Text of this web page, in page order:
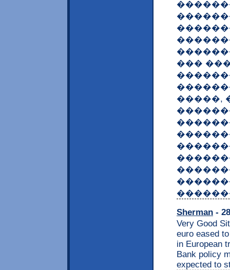
���
�����,
Sherman -
Very Good
euro eased
in European
Bank policy
expected to